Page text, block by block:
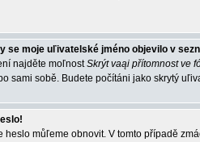
se moje uľivatelské jméno objevilo v
najděte moľnostSkrýt vaąi přítomnost ve
sami sobě. Budete počítáni jako skrytý
heslo můľeme obnovit. V tomto případě